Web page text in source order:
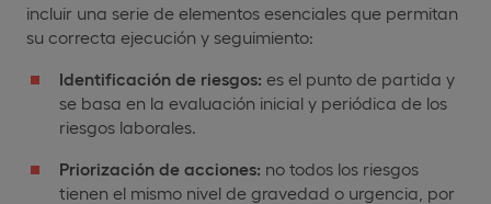
incluir una serie de elementos esenciales que permitan
su correcta ejecución y seguimiento:
Identificación de riesgos: es el punto de partida y
se basa en la evaluación inicial y periódica de los
riesgos laborales.
Priorización de acciones: no todos los riesgos
tienen el mismo nivel de gravedad o urgencia, por